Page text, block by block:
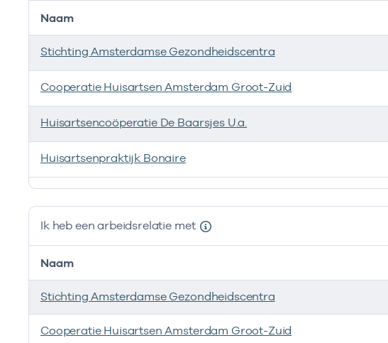
Ik ben werkzaam bij de volgende vestigingen
Naam
Stichting Amsterdamse Gezondheidscentra
Cooperatie Huisartsen Amsterdam Groot-Zuid
Huisartsencoöperatie De Baarsjes U.a.
Huisartsenpraktijk Bonaire
Ik heb een arbeidsrelatie met
Naam
Stichting Amsterdamse Gezondheidscentra
Cooperatie Huisartsen Amsterdam Groot-Zuid